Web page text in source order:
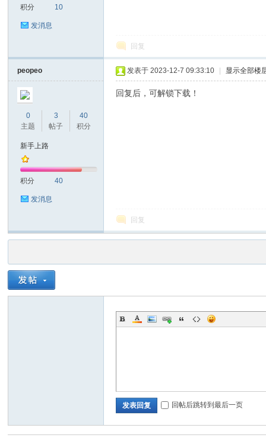
积分 10
发消息
回复
peopeo
0
主题
3
帖子
40
积分
新手上路
积分 40
发消息
发表于 2023-12-7 09:33:10 显示全部楼
回复后，可解锁下载！
回复
发表回复 回帖后跳转到最后一页